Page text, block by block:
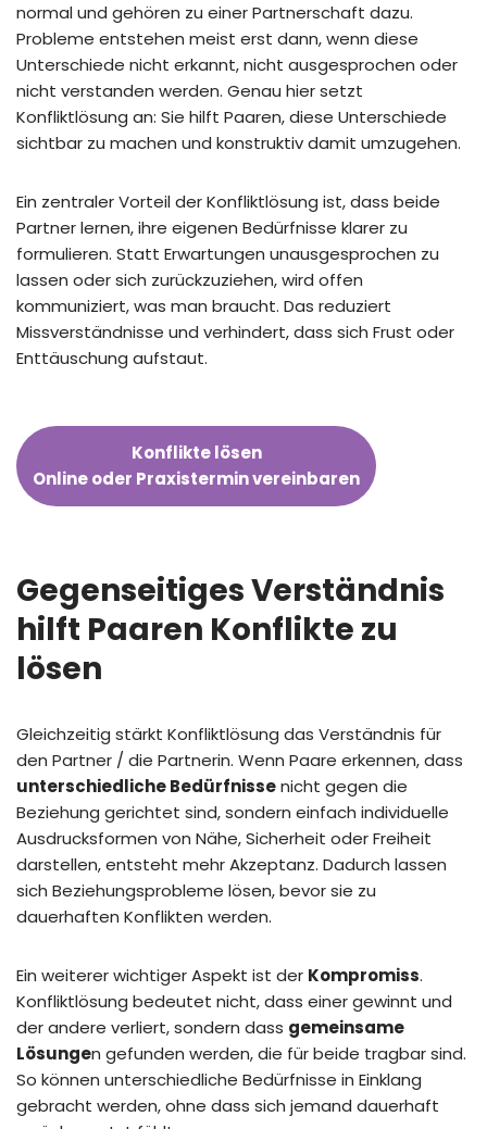
normal und gehören zu einer Partnerschaft dazu.
Probleme entstehen meist erst dann, wenn diese
Unterschiede nicht erkannt, nicht ausgesprochen oder
nicht verstanden werden. Genau hier setzt
Konfliktlösung an: Sie hilft Paaren, diese Unterschiede
sichtbar zu machen und konstruktiv damit umzugehen.
Ein zentraler Vorteil der Konfliktlösung ist, dass beide
Partner lernen, ihre eigenen Bedürfnisse klarer zu
formulieren. Statt Erwartungen unausgesprochen zu
lassen oder sich zurückzuziehen, wird offen
kommuniziert, was man braucht. Das reduziert
Missverständnisse und verhindert, dass sich Frust oder
Enttäuschung aufstaut.
Konflikte lösen
Online oder Praxistermin vereinbaren
Gegenseitiges Verständnis
hilft Paaren Konflikte zu
lösen
Gleichzeitig stärkt Konfliktlösung das Verständnis für
den Partner / die Partnerin. Wenn Paare erkennen, dass
unterschiedliche Bedürfnissenicht gegen die
Beziehung gerichtet sind, sondern einfach individuelle
Ausdrucksformen von Nähe, Sicherheit oder Freiheit
darstellen, entsteht mehr Akzeptanz. Dadurch lassen
sich Beziehungsprobleme lösen, bevor sie zu
dauerhaften Konflikten werden.
Ein weiterer wichtiger Aspekt ist der Kompromiss.
Konfliktlösung bedeutet nicht, dass einer gewinnt und
der andere verliert, sondern dass gemeinsame
Lösungen gefunden werden, die für beide tragbar sind.
So können unterschiedliche Bedürfnisse in Einklang
gebracht werden, ohne dass sich jemand dauerhaft